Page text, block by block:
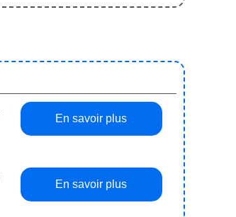
En savoir plus
En savoir plus